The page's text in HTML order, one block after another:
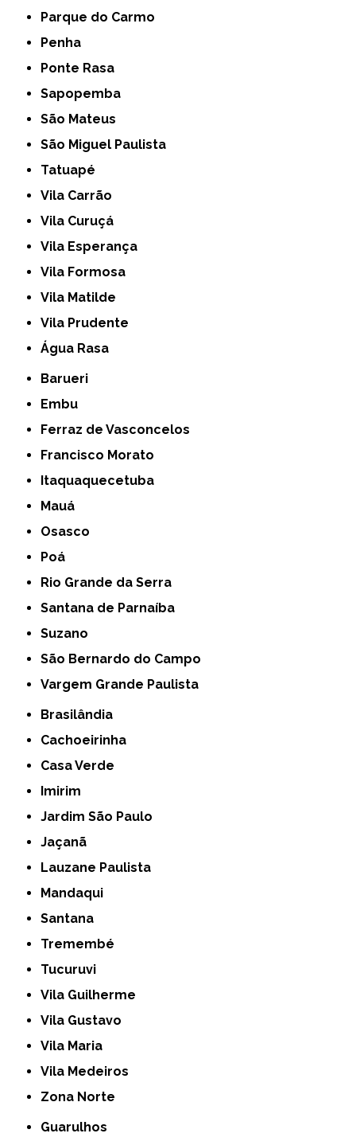
Parque do Carmo
Penha
Ponte Rasa
Sapopemba
São Mateus
São Miguel Paulista
Tatuapé
Vila Carrão
Vila Curuçá
Vila Esperança
Vila Formosa
Vila Matilde
Vila Prudente
Água Rasa
Barueri
Embu
Ferraz de Vasconcelos
Francisco Morato
Itaquaquecetuba
Mauá
Osasco
Poá
Rio Grande da Serra
Santana de Parnaíba
Suzano
São Bernardo do Campo
Vargem Grande Paulista
Brasilândia
Cachoeirinha
Casa Verde
Imirim
Jardim São Paulo
Jaçanã
Lauzane Paulista
Mandaqui
Santana
Tremembé
Tucuruvi
Vila Guilherme
Vila Gustavo
Vila Maria
Vila Medeiros
Zona Norte
Guarulhos